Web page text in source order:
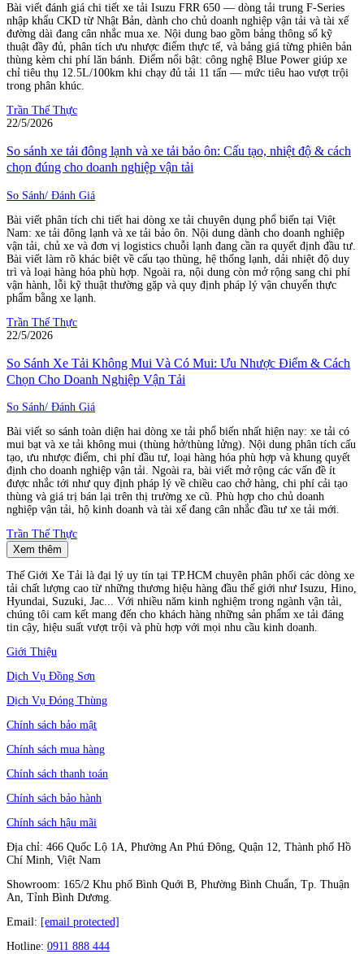
Bài viết đánh giá chi tiết xe tải Isuzu FRR 650 — dòng tải trung F-Series
nhập khẩu CKD từ Nhật Bản, dành cho chủ doanh nghiệp vận tải và tài xế
đường dài đang cân nhắc mua xe. Nội dung bao gồm bảng thông số kỹ
thuật đầy đủ, phân tích ưu nhược điểm thực tế, và bảng giá từng phiên bản
thùng kèm chi phí lăn bánh. Điểm nổi bật: công nghệ Blue Power giúp xe
chỉ tiêu thụ 12.5L/100km khi chạy đủ tải 11 tấn — mức tiêu hao vượt trội
trong phân khúc.
Trần Thế Thực
22/5/2026
So sánh xe tải đông lạnh và xe tải bảo ôn: Cấu tạo, nhiệt độ & cách
chọn đúng cho doanh nghiệp vận tải
So Sánh/ Đánh Giá
Bài viết phân tích chi tiết hai dòng xe tải chuyên dụng phổ biến tại Việt
Nam: xe tải đông lạnh và xe tải bảo ôn. Nội dung dành cho doanh nghiệp
vận tải, chủ xe và đơn vị logistics chuỗi lạnh đang cần ra quyết định đầu tư.
Bài viết làm rõ khác biệt về cấu tạo thùng, hệ thống lạnh, dải nhiệt độ duy
trì và loại hàng hóa phù hợp. Ngoài ra, nội dung còn mở rộng sang chi phí
vận hành, lỗi kỹ thuật thường gặp và quy định pháp lý vận chuyển thực
phẩm bằng xe lạnh.
Trần Thế Thực
22/5/2026
So Sánh Xe Tải Không Mui Và Có Mui: Ưu Nhược Điểm & Cách
Chọn Cho Doanh Nghiệp Vận Tải
So Sánh/ Đánh Giá
Bài viết so sánh toàn diện hai dòng xe tải phổ biến nhất hiện nay: xe tải có
mui bạt và xe tải không mui (thùng hở/thùng lửng). Nội dung phân tích cấu
tạo, ưu nhược điểm, chi phí đầu tư, loại hàng hóa phù hợp và khung quyết
định cho doanh nghiệp vận tải. Ngoài ra, bài viết mở rộng các vấn đề ít
được nhắc tới như quy định pháp lý về chiều cao chở hàng, chi phí cải tạo
thùng và giá trị bán lại trên thị trường xe cũ. Phù hợp cho chủ doanh
nghiệp vận tải, hộ kinh doanh và tài xế đang cân nhắc đầu tư xe tải mới.
Trần Thế Thực
Xem thêm
Thế Giới Xe Tải là đại lý uy tín tại TP.HCM chuyên phân phối các dòng xe
tải chất lượng cao từ những thương hiệu hàng đầu thế giới như Isuzu, Hino,
Hyundai, Suzuki, Jac... Với nhiều năm kinh nghiệm trong ngành vận tải,
chúng tôi cam kết mang đến cho khách hàng những sản phẩm xe tải đáng
tin cậy, hiệu suất vượt trội và phù hợp với mọi nhu cầu kinh doanh.
Giới Thiệu
Dịch Vụ Đồng Sơn
Dịch Vụ Đóng Thùng
Chính sách bảo mật
Chính sách mua hàng
Chính sách thanh toán
Chính sách bảo hành
Chính sách hậu mãi
Địa chỉ: 466 Quốc Lộ 1A, Phường An Phú Đông, Quận 12, Thành phố Hồ
Chí Minh, Việt Nam
Showroom: 165/2 Khu phố Bình Quới B, Phường Bình Chuẩn, Tp. Thuận
An, Tỉnh Bình Dương.
Email: [email protected]
Hotline: 0911 888 444